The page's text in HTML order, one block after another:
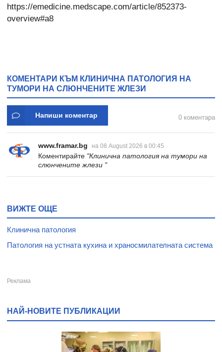
https://emedicine.medscape.com/article/852373-
overview#a8
КОМЕНТАРИ КЪМ КЛИНИЧНА ПАТОЛОГИЯ НА
ТУМОРИ НА СЛЮНЧЕНИТЕ ЖЛЕЗИ
Напиши коментар 0 коментара
www.framar.bg на 08 August 2026 в 00:45
Коментирайте "Клинична патология на тумори на
слюнчените жлези "
ВИЖТЕ ОЩЕ
Клинична патология
Патология на устната кухина и храносмилателната система
НАЙ-НОВИТЕ ПУБЛИКАЦИИ